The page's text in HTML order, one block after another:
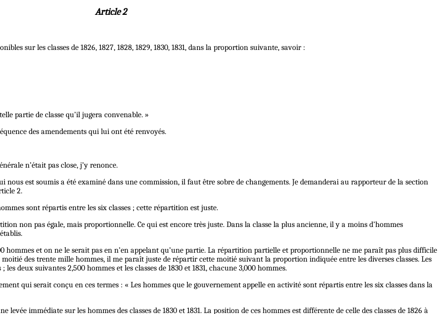
Article 2
sur les classes de 1826, 1827, 1828, 1829, 1830, 1831, dans la proportion suivante, savoir :
partie de classe qu’il jugera convenable. »
des amendements qui lui ont été renvoyés.
n’était pas close, j’y renonce.
nous est soumis a été examiné dans une commission, il faut être sobre de changements. Je demanderai au rapporteur de la section
2.
sont répartis entre les six classes ; cette répartition est juste.
non pas égale, mais proportionnelle. Ce qui est encore très juste. Dans la classe la plus ancienne, il y a moins d’hommes
hommes et on ne le serait pas en n’en appelant qu’une partie. La répartition partielle et proportionnelle ne me paraît pas plus difficile
des trente mille hommes, il me paraît juste de répartir cette moitié suivant la proportion indiquée entre les diverses classes. Les
deux suivantes 2,500 hommes et les classes de 1830 et 1831, chacune 3,000 hommes.
qui serait conçu en ces termes : « Les hommes que le gouvernement appelle en activité sont répartis entre les six classes dans la
levée immédiate sur les hommes des classes de 1830 et 1831. La position de ces hommes est différente de celle des classes de 1826 à